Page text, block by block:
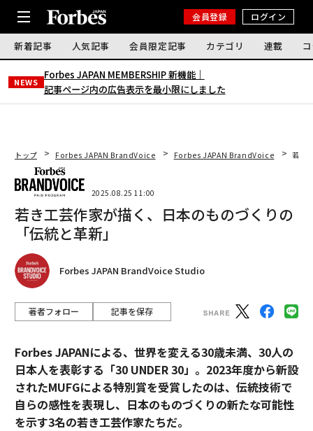
会員登録 ログイン
新着記事 人気記事 会員限定記事 カテゴリ 連載
NEWS
Forbes JAPAN MEMBERSHIP 新機能｜
記事ページ内の広告表示を最小限にしました
トップ Forbes JAPAN BrandVoice Forbes JAPAN BrandVoice 若き
2025.08.25 11:00
若き工芸作家が描く、日本のものづくりの
「伝統と革新」
Forbes JAPAN BrandVoice Studio
著者フォロー 記事を保存
Forbes JAPANによる、世界を変える30歳未満、30人の
日本人を表彰する「30 UNDER 30」。2023年度から新設
されたMUFGによる特別賞を受賞したのは、伝統技術で
自らの感性を表現し、日本のものづくりの新たな可能性
を示す3名の若き工芸作家たちだ。